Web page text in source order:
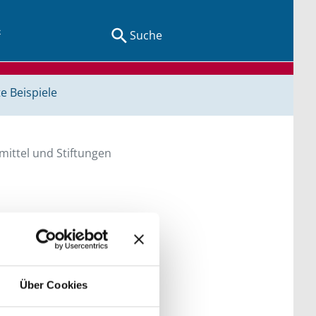
Über Cookies
Suche
Beispiele
und Stiftungen
Sie direkt über
bitte die Groß- und